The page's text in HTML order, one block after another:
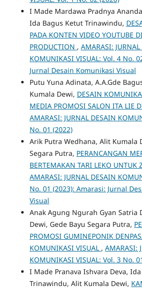
I Made Mardawa Pradnya
Ida Bagus Ketut Trinawindu,
PADA KONTEN VIDEO YOUTUBE
PRODUCTION , AMARASI:
KOMUNIKASI VISUAL: Vol. 4 No.
Jurnal Desain Komunikasi Visual
Putu Yuna Adinata, A.A.Gde
Kumala Dewi, DESAIN
MEDIA PROMOSI SALON ITA LIE
AMARASI: JURNAL DESAIN
No. 01 (2022)
Arik Putra Wedhana, Alit Kumala
Segara Putra, PERANCANGAN
BERTEMAKAN TARI LEKO UNTUK
AMARASI: JURNAL DESAIN
No. 01 (2023): Amarasi: Jurnal
Visual
Anak Agung Ngurah Gyan Satria
Dewi, Gede Bayu Segara Putra,
PROMOSI GUMINEPONIK
KOMUNIKASI VISUAL , AMARASI:
KOMUNIKASI VISUAL: Vol. 3 No.
I Made Pranava Ishvara Deva,
Trinawindu, Alit Kumala Dewi,